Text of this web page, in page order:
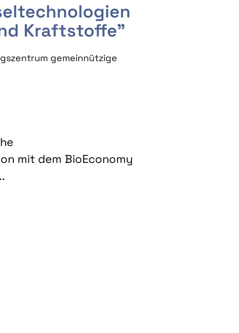
Kraftstoffe"
gemeinnützige
mit dem BioEconomy
für biobasierte Produkte und Kraftstoffe"